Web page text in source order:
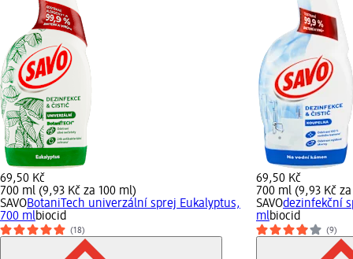
69,50 Kč
700 ml (9,93 Kč za 100 ml)
SAVOBotaniTech univerzální sprej Eukalyptus,
700 mlbiocid
(18)
69,50 Kč
700 ml (9,93 Kč
SAVOdezinfekční
mlbiocid
(9)